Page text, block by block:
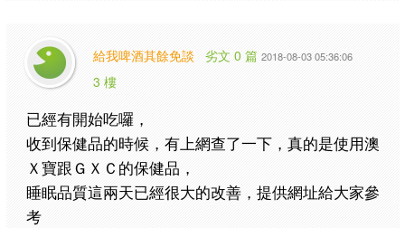
給我啤酒其餘免談 劣文 0 篇 2018-08-03 05:36:06
3 樓
已經有開始吃囉，
收到保健品的時候，有上網查了一下，真的是使用澳
Ｘ寶跟ＧＸＣ的保健品，
睡眠品質這兩天已經很大的改善，提供網址給大家參
考